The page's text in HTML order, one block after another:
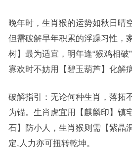
晚年时，生肖猴的运势如秋日晴
但需破解早年积累的浮躁习性，
树】最为适宜，明年逢“猴鸡相破
寡欢时不妨用【碧玉葫芦】化解
破解指引：无论何种生肖，落拓
为锚。生肖虎宜用【麒麟印】镇
石】防小人，生肖猴则需【紫晶
定,人力亦可扭转乾坤。